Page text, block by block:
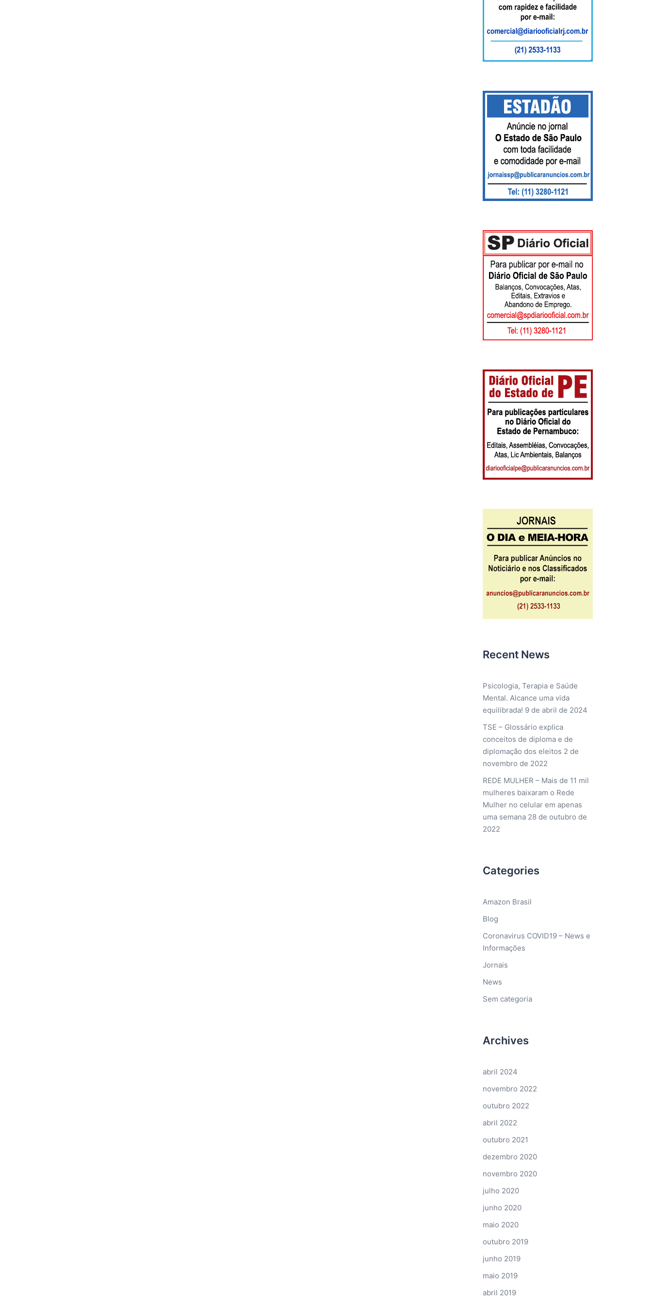
Recent News
Psicologia, Terapia e Saúde
Mental. Alcance uma vida
equilibrada! 9 de abril de 2024
TSE – Glossário explica
conceitos de diploma e de
diplomação dos eleitos 2 de
novembro de 2022
REDE MULHER – Mais de 11 mil
mulheres baixaram o Rede
Mulher no celular em apenas
uma semana 28 de outubro de
2022
Categories
Amazon Brasil
Blog
Coronavirus COVID19 – News e
Informações
Jornais
News
Sem categoria
Archives
abril 2024
novembro 2022
outubro 2022
abril 2022
outubro 2021
dezembro 2020
novembro 2020
julho 2020
junho 2020
maio 2020
outubro 2019
junho 2019
maio 2019
abril 2019